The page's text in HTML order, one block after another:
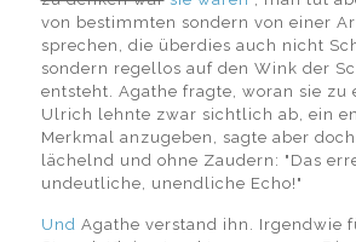
von bestimmten sondern von einer
sprechen, die überdies auch nicht
sondern regellos auf den Wink der
entsteht. Agathe fragte, woran sie zu
Ulrich lehnte zwar sichtlich ab, ein
Merkmal anzugeben, sagte aber
lächelnd und ohne Zaudern: "Das
undeutliche, unendliche Echo!"
Und Agathe verstand ihn. Irgendwie